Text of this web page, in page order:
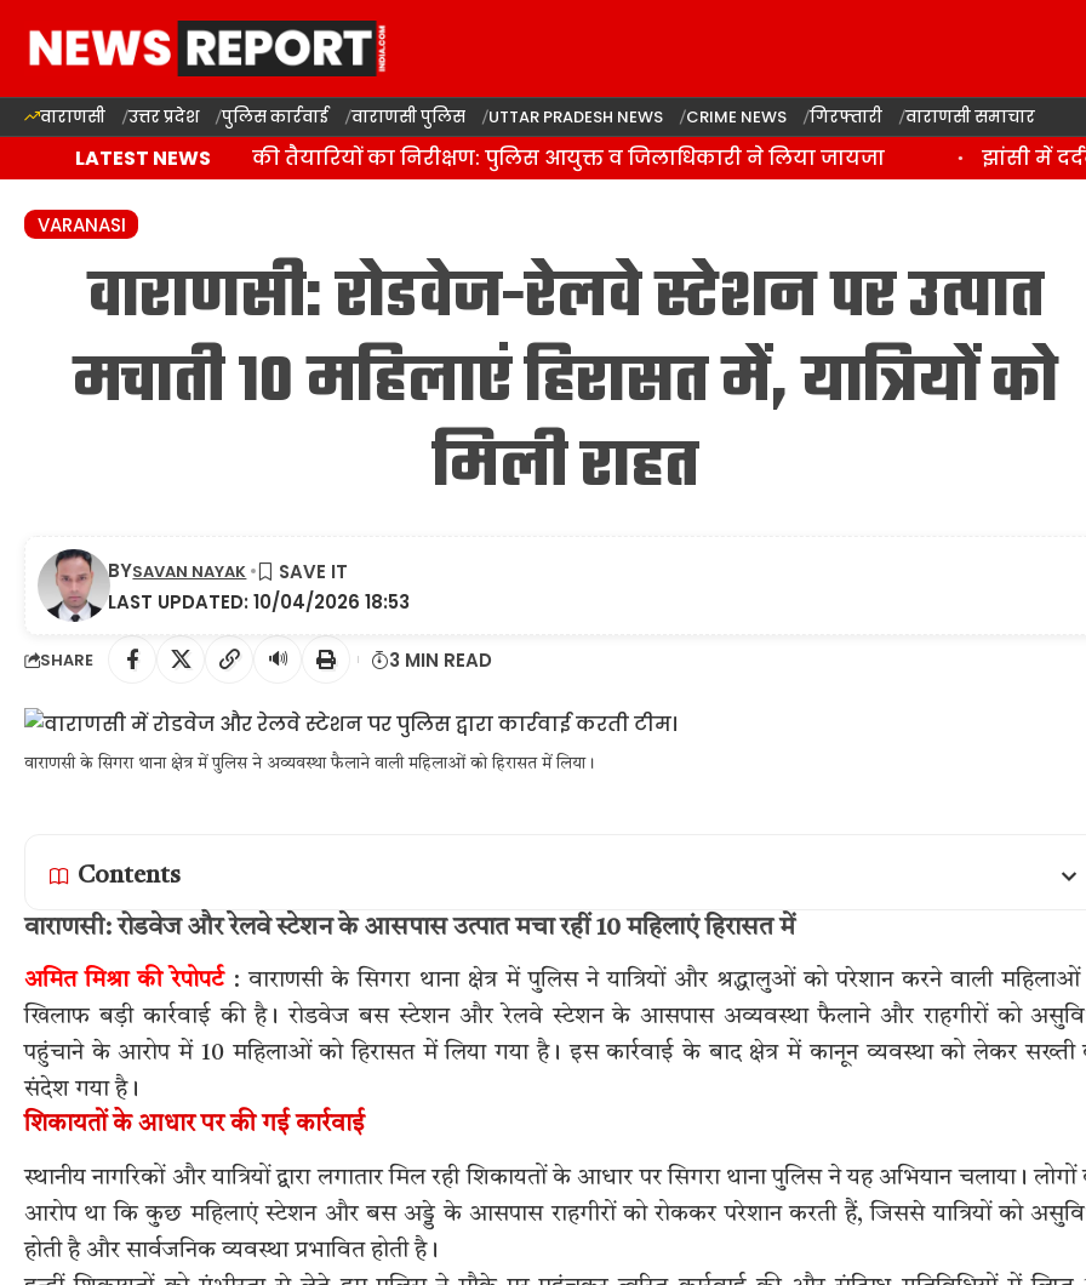
वाराणसी उत्तर प्रदेश पुलिस कार्रवाई वाराणसी पुलिस UTTAR PRADESH NEWS CRIME NEWS गिरफ्तारी वाराणसी समाचार
LATEST NEWS
में कांवड़ यात्रा की तैयारियों का निरीक्षण: पुलिस आयुक्त व जिलाधिकारी ने लिया जायजा झांसी में
VARANASI
वाराणसी: रोडवेज-रेलवे स्टेशन पर उत्पात
मचाती 10 महिलाएं हिरासत में, यात्रियों को
मिली राहत
LAST UPDATED: 10/04/2026 18:53
BYSAVAN NAYAK
SHARE 🔊 3 MIN READ
वाराणसी के सिगरा थाना क्षेत्र में पुलिस ने अव्यवस्था फैलाने वाली महिलाओं को हिरासत में लिया।
Contents
वाराणसी: रोडवेज और रेलवे स्टेशन के आसपास उत्पात मचा रहीं 10 महिलाएं हिरासत में
अमित मिश्रा की रेपोपर्ट: वाराणसी के सिगरा थाना क्षेत्र में पुलिस ने यात्रियों और श्रद्धालुओं को परेशान करने वाली
खिलाफ बड़ी कार्रवाई की है। रोडवेज बस स्टेशन और रेलवे स्टेशन के आसपास अव्यवस्था फैलाने और राहगीरों को
पहुंचाने के आरोप में 10 महिलाओं को हिरासत में लिया गया है। इस कार्रवाई के बाद क्षेत्र में कानून व्यवस्था को लेकर सख्ती
संदेश गया है।
शिकायतों के आधार पर की गई कार्रवाई
स्थानीय नागरिकों और यात्रियों द्वारा लगातार मिल रही शिकायतों के आधार पर सिगरा थाना पुलिस ने यह अभियान चलाया। लोगों
आरोप था कि कुछ महिलाएं स्टेशन और बस अड्डे के आसपास राहगीरों को रोककर परेशान करती हैं, जिससे यात्रियों को
होती है और सार्वजनिक व्यवस्था प्रभावित होती है।